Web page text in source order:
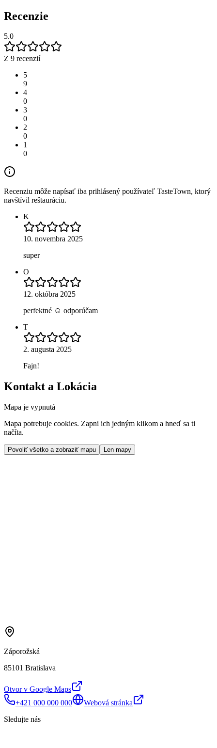
Recenzie
5.0
Z 9 recenzií
5
9
4
0
3
0
2
0
1
0
Recenziu môže napísať iba prihlásený používateľ TasteTown, ktorý
navštívil reštauráciu.
K
10. novembra 2025
super
O
12. októbra 2025
perfektné ☺️ odporúčam
T
2. augusta 2025
Fajn!
Kontakt a Lokácia
Mapa je vypnutá
Mapa potrebuje cookies. Zapni ich jedným klikom a hneď sa ti
načíta.
Povoliť všetko a zobraziť mapu Len mapy
Záporožská
85101 Bratislava
Otvor v Google Maps
+421 000 000 000
Webová stránka
Sledujte nás